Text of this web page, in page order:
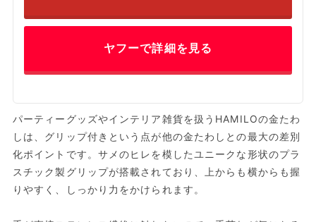
ヤフーで詳細を見る
パーティーグッズやインテリア雑貨を扱うHAMILOの金たわ
しは、グリップ付きという点が他の金たわしとの最大の差別
化ポイントです。サメのヒレを模したユニークな形状のプラ
スチック製グリップが搭載されており、上からも横からも握
りやすく、しっかり力をかけられます。